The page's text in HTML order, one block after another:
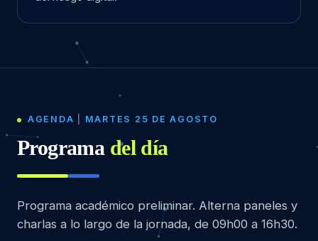
AGENDA MARTES 25 DE AGOSTO
Programa del día
Programa académico preliminar. Alterna paneles y
charlas a lo largo de la jornada, de 09h00 a 16h30.